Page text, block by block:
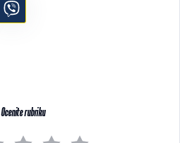
Ocenite rubriku